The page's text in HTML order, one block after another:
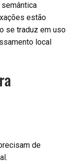
estão
se traduz em uso
local
de